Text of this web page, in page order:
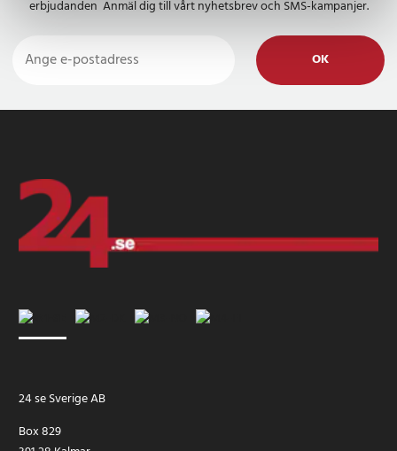
Trots sin lilla storlek rymmer väskan nödvändiga föremål som
verktyg, nycklar, plånbok eller telefon, så att de alltid är
tillgängliga under cyklingen.
De många tillgängliga färgerna, inklusive en sofistikerad grön,
erbjudanden Anmäl dig till vårt nyhetsbrev och SMS-kampanjer.
OK
24 se Sverige AB
Box 829